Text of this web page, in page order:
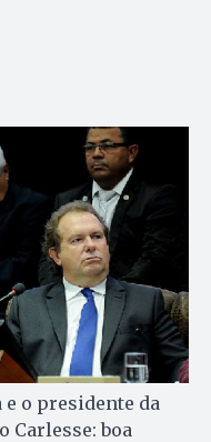
o presidente da
Carlesse: boa